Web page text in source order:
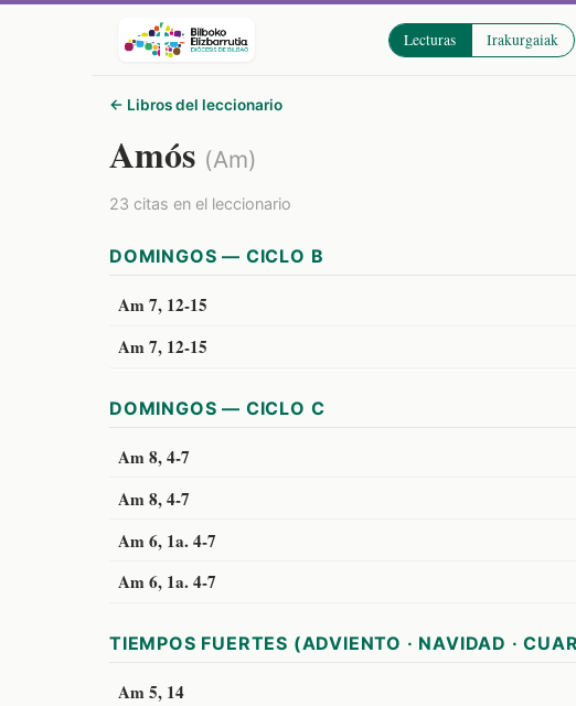
Lecturas Irakurgaiak
← Libros del leccionario
Amós (Am)
23 citas en el leccionario
DOMINGOS — CICLO B
Am 7, 12-15
Am 7, 12-15
DOMINGOS — CICLO C
Am 8, 4-7
Am 8, 4-7
Am 6, 1a. 4-7
Am 6, 1a. 4-7
TIEMPOS FUERTES (ADVIENTO · NAVIDAD ·
Am 5, 14